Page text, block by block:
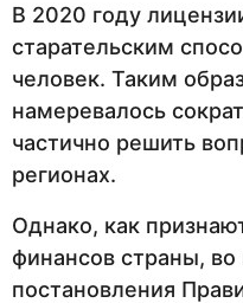
В 2020 году
старательским
человек. Таким
намеревалось
частично решить
регионах.
Однако, как
финансов страны, во
постановления